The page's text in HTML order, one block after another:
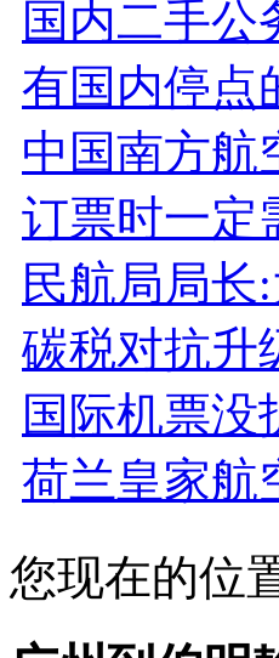
国内二手公
有国内停点
中国南方航
订票时一定
民航局局长
碳税对抗升
国际机票没
荷兰皇家航
您现在的位